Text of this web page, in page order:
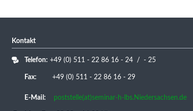
Kontakt
Telefon: +49 (0) 511 - 22 86 16 - 24 / - 25
Fax: +49 (0) 511 - 22 86 16 - 29
E-Mail: poststelle(at)seminar-h-lbs.Niedersachsen.de